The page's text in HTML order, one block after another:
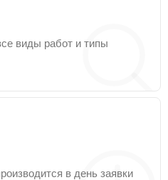
виды работ и типы
в день заявки